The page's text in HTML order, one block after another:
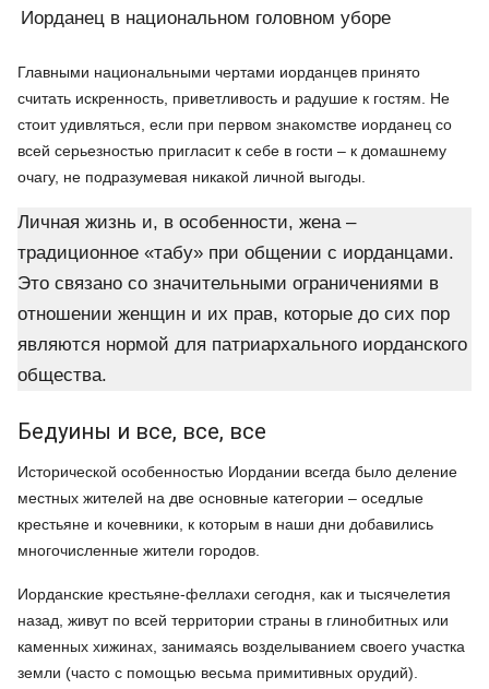
Иорданец в национальном головном уборе
Главными национальными чертами иорданцев принято
считать искренность, приветливость и радушие к гостям. Не
стоит удивляться, если при первом знакомстве иорданец со
всей серьезностью пригласит к себе в гости – к домашнему
очагу, не подразумевая никакой личной выгоды.
Личная жизнь и, в особенности, жена –
традиционное «табу» при общении с иорданцами.
Это связано со значительными ограничениями в
отношении женщин и их прав, которые до сих пор
являются нормой для патриархального иорданского
общества.
Бедуины и все, все, все
Исторической особенностью Иордании всегда было деление
местных жителей на две основные категории – оседлые
крестьяне и кочевники, к которым в наши дни добавились
многочисленные жители городов.
Иорданские крестьяне-феллахи сегодня, как и тысячелетия
назад, живут по всей территории страны в глинобитных или
каменных хижинах, занимаясь возделыванием своего участка
земли (часто с помощью весьма примитивных орудий).